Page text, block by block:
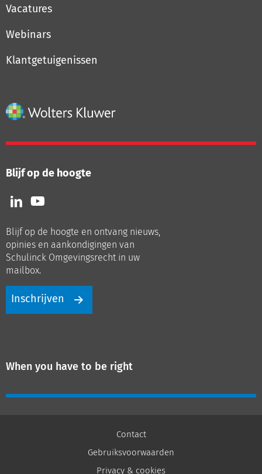
Vacatures
Webinars
Klantgetuigenissen
Blijf op de hoogte
Volg
ons
LinkedIn
Volg
ons
Youtube
Blijf op de hoogte en ontvang nieuws,
opinies en aankondigingen van
Schulinck Omgevingsrecht in uw
mailbox.
Inschrijven
When you have to be right
Contact
Gebruiksvoorwaarden
Privacy & cookies